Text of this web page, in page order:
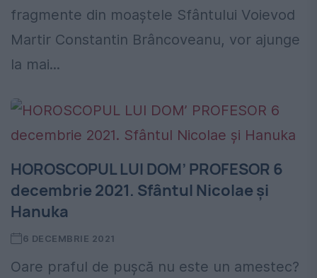
fragmente din moaștele Sfântului Voievod
Martir Constantin Brâncoveanu, vor ajunge
la mai...
HOROSCOPUL LUI DOM’ PROFESOR 6
decembrie 2021. Sfântul Nicolae și
Hanuka
6 DECEMBRIE 2021
Oare praful de pușcă nu este un amestec?